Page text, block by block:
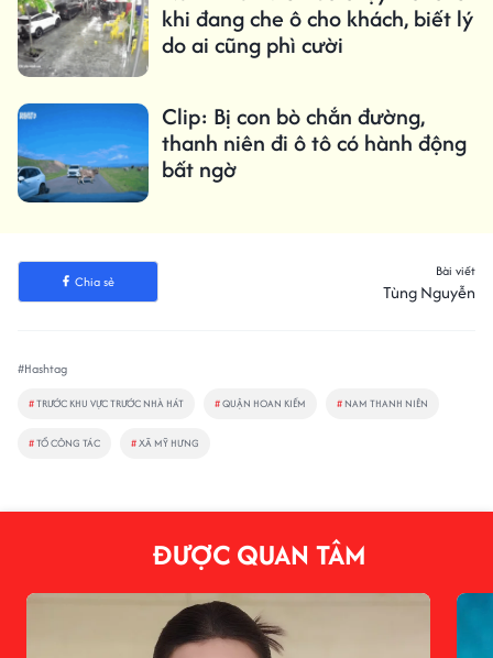
khi đang che ô cho khách, biết lý
do ai cũng phì cười
Clip: Bị con bò chắn đường,
thanh niên đi ô tô có hành động
bất ngờ
Chia sẻ
Bài viết
Tùng Nguyễn
#Hashtag
#TRƯỚC KHU VỰC TRƯỚC NHÀ HÁT #QUẬN HOAN KIẾM # NAM THANH NIÊN
#TỔ CÔNG TÁC # XÃ MỸ HƯNG
ĐƯỢC QUAN TÂM